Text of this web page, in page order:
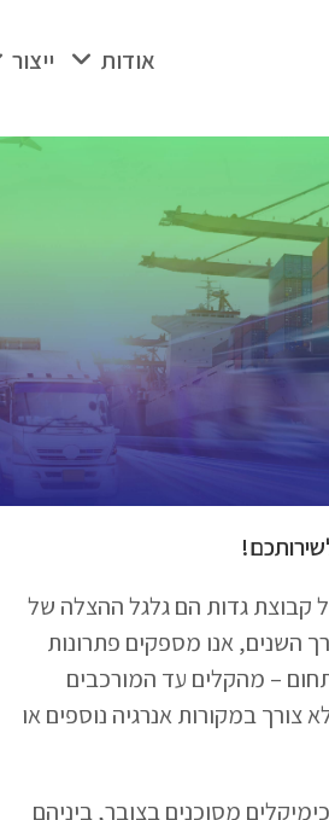
אודות ייצור
קבוצת גדות הם גלגל ההצלה של
השנים, אנו מספקים פתרונות
– מהקלים עד המורכבים
במקורות אנרגיה נוספים או
מסוכנים בצובר, ביניהם